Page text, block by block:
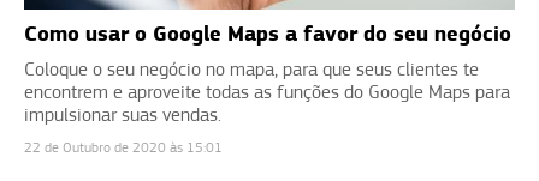
Como usar o Google Maps a favor do seu negócio
Coloque o seu negócio no mapa, para que seus clientes te
encontrem e aproveite todas as funções do Google Maps para
impulsionar suas vendas.
22 de Outubro de 2020 às 15:01